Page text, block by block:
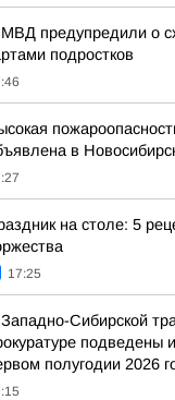
предупредили о
подростков
в
на столе: 5
17:25
Сибирской
подведены
полугодии 2026